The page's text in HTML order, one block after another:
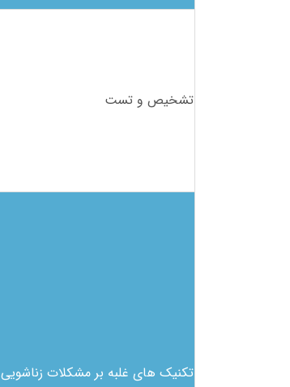
تشخیص و تست
تکنیک های غلبه بر مشکلات زناشویی